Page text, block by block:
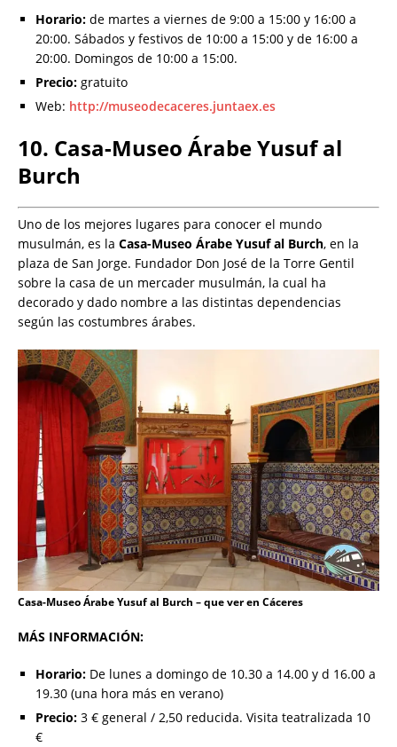
Horario: de martes a viernes de 9:00 a 15:00 y 16:00 a
20:00. Sábados y festivos de 10:00 a 15:00 y de 16:00 a
20:00. Domingos de 10:00 a 15:00.
Precio: gratuito
Web: http://museodecaceres.juntaex.es
10. Casa-Museo Árabe Yusuf al
Burch
Uno de los mejores lugares para conocer el mundo
musulmán, es la Casa-Museo Árabe Yusuf al Burch, en la
plaza de San Jorge. Fundador Don José de la Torre Gentil
sobre la casa de un mercader musulmán, la cual ha
decorado y dado nombre a las distintas dependencias
según las costumbres árabes.
Casa-Museo Árabe Yusuf al Burch – que ver en Cáceres
MÁS INFORMACIÓN:
Horario: De lunes a domingo de 10.30 a 14.00 y d 16.00 a
19.30 (una hora más en verano)
Precio: 3 € general / 2,50 reducida. Visita teatralizada 10
€